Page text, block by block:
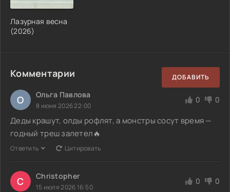
Лазурная весна
(2026)
Комментарии ДОБАВИТЬ
О Ольга Павлова
8 июня 2026 22:00
0 0
Деды крашут, олды рофлят, а монстры сосут время —
годный треш залетел🔥
Ответить Цитировать
C Christopher
15 июля 2026 16:50
0 0